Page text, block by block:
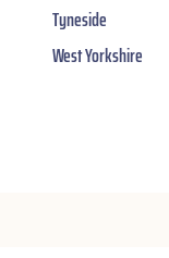
Tyneside
West Yorkshire